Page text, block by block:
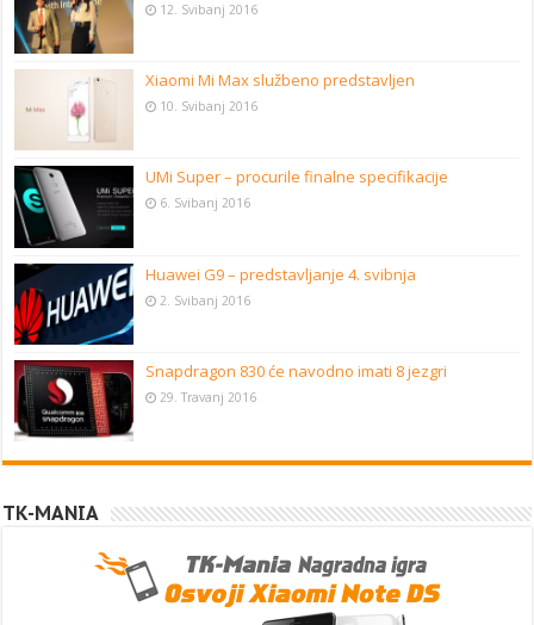
12. Svibanj 2016
Xiaomi Mi Max službeno predstavljen
10. Svibanj 2016
UMi Super – procurile finalne specifikacije
6. Svibanj 2016
Huawei G9 – predstavljanje 4. svibnja
2. Svibanj 2016
Snapdragon 830 će navodno imati 8 jezgri
29. Travanj 2016
TK-MANIA